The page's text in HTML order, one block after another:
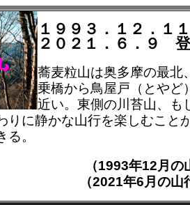
１９９３．１２．１
２０２１．６．９
蕎麦粒山は奥多摩の最北
乗橋から鳥屋戸（とやど
近い。東側の川苔山、も
りに静かな山行を楽しむこ
。
（1993年12月
（2021年6月の